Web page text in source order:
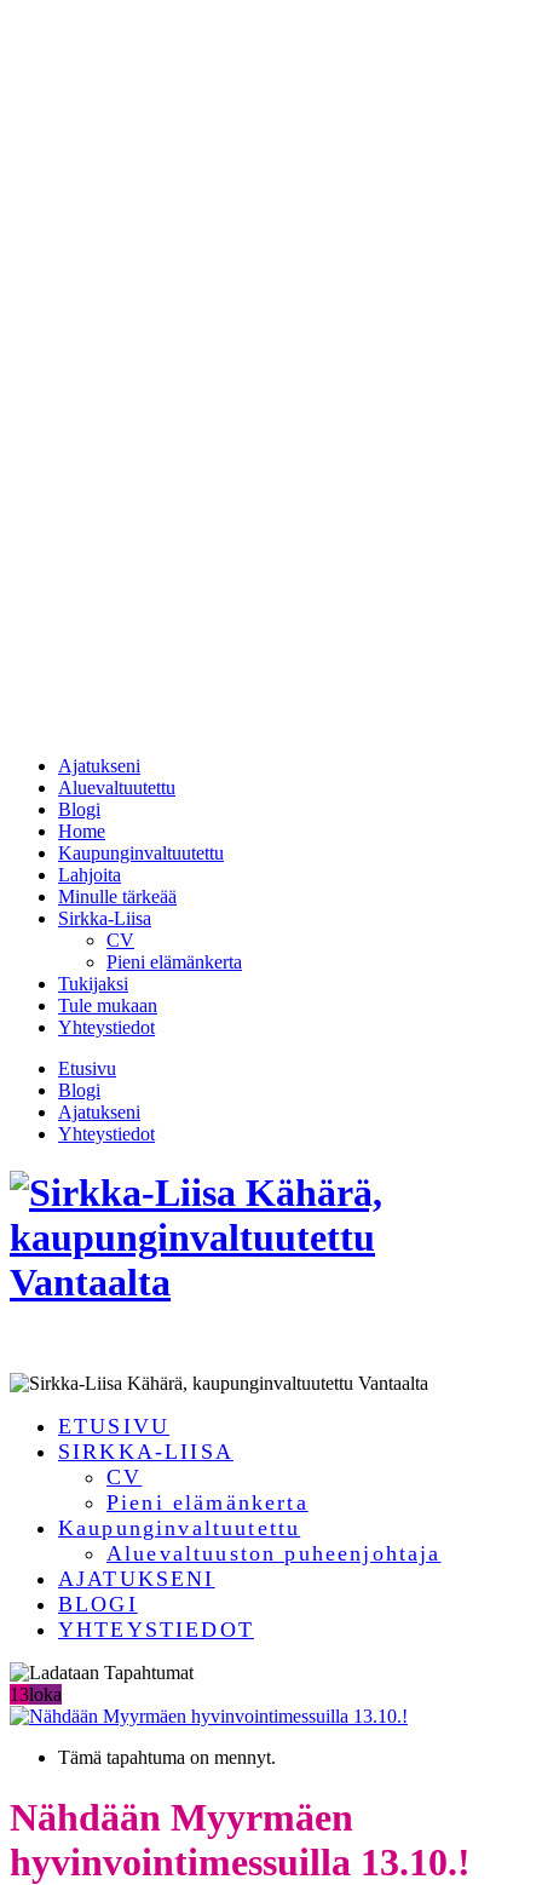
Ajatukseni
Aluevaltuutettu
Blogi
Home
Kaupunginvaltuutettu
Lahjoita
Minulle tärkeää
Sirkka-Liisa
CV
Pieni elämänkerta
Tukijaksi
Tule mukaan
Yhteystiedot
Etusivu
Blogi
Ajatukseni
Yhteystiedot
ETUSIVU
SIRKKA-LIISA
CV
Pieni elämänkerta
Kaupunginvaltuutettu
Aluevaltuuston puheenjohtaja
AJATUKSENI
BLOGI
YHTEYSTIEDOT
13loka
Tämä tapahtuma on mennyt.
Nähdään Myyrmäen
hyvinvointimessuilla 13.10.!